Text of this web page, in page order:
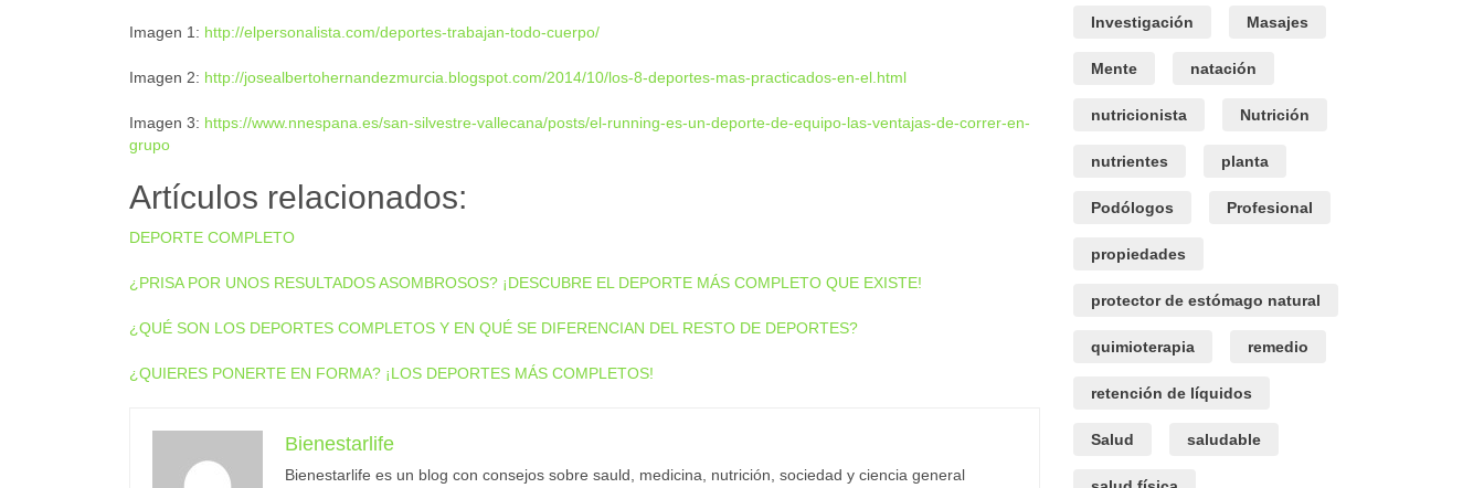
Imagen 1: http://elpersonalista.com/deportes-trabajan-todo-cuerpo/
Imagen 2: http://josealbertohernandezmurcia.blogspot.com/2014/10/los-8-deportes-mas-practicados-en-el.html
Imagen 3: https://www.nnespana.es/san-silvestre-vallecana/posts/el-running-es-un-deporte-de-equipo-las-ventajas-de-correr-en-
grupo
Artículos relacionados:
DEPORTE COMPLETO
¿PRISA POR UNOS RESULTADOS ASOMBROSOS? ¡DESCUBRE EL DEPORTE MÁS COMPLETO QUE EXISTE!
¿QUÉ SON LOS DEPORTES COMPLETOS Y EN QUÉ SE DIFERENCIAN DEL RESTO DE DEPORTES?
¿QUIERES PONERTE EN FORMA? ¡LOS DEPORTES MÁS COMPLETOS!
Bienestarlife
Bienestarlife es un blog con consejos sobre sauld, medicina, nutrición, sociedad y ciencia general
Investigación Masajes
Mente natación
nutricionista Nutrición
nutrientes planta
Podólogos Profesional
propiedades
protector de estómago natural
quimioterapia remedio
retención de líquidos
Salud saludable